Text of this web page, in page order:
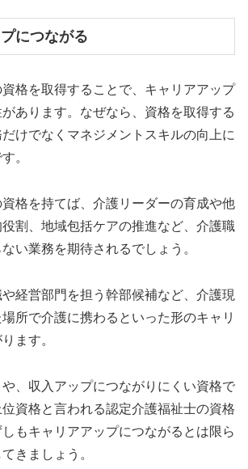
につながる
格を取得することで、キャリアアップ
あります。なぜなら、資格を取得する
けでなくマネジメントスキルの向上に
。
格を持てば、介護リーダーの育成や他
割、地域包括ケアの推進など、介護職
い業務を期待されるでしょう。
経営部門を担う幹部候補など、介護現
所で介護に携わるといった形のキャリ
ます。
、収入アップにつながりにくい資格で
資格と言われる認定介護福祉士の資格
もキャリアアップにつながるとは限ら
きましょう。